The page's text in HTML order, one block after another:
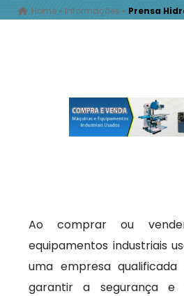
Home » Informações » Prensa
Ao comprar ou
equipamentos industriais
uma empresa
garantir a segurança e